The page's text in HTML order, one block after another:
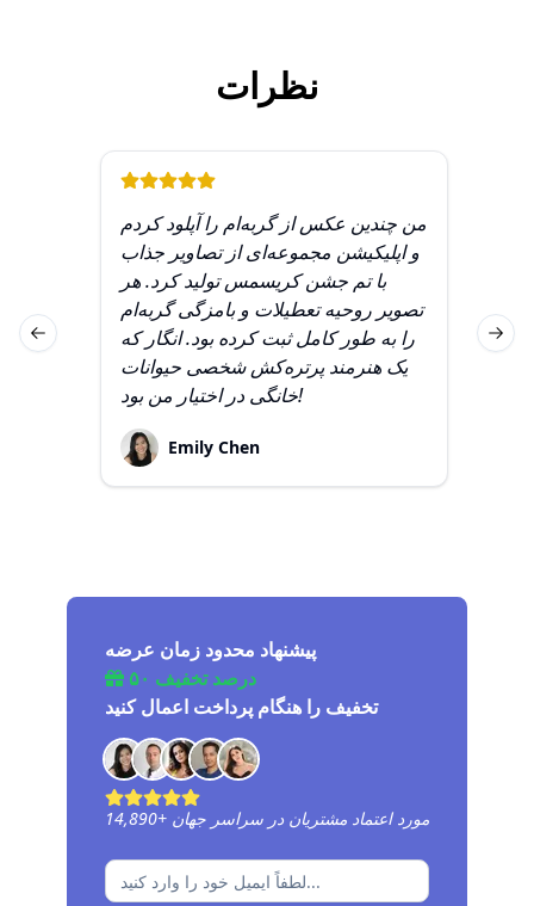
نظرات
من چندین عکس از گربه‌ام را آپلود کردم
و اپلیکیشن مجموعه‌ای از تصاویر جذاب
با تم جشن کریسمس تولید کرد. هر
تصویر روحیه تعطیلات و بامزگی گربه‌ام
را به طور کامل ثبت کرده بود. انگار که
یک هنرمند پرتره‌کش شخصی حیوانات
خانگی در اختیار من بود!
Emily Chen
Previous slide
پیشنهاد محدود زمان عرضه
۵۰ درصد تخفیف
تخفیف را هنگام پرداخت اعمال کنید
14,890+ مورد اعتماد مشتریان در سراسر جهان